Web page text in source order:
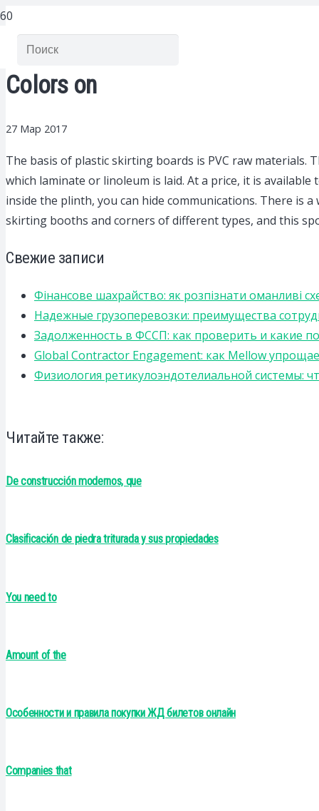
Colors on
27 Мар 2017
The basis of plastic skirting boards is PVC raw materials.
which laminate or linoleum is laid. At a price, it is
inside the plinth, you can hide communications. There is
skirting booths and corners of different types, and this
Свежие записи
Фінансове шахрайство: як розпізнати оманливі
Надежные грузоперевозки: преимущества
Задолженность в ФССП: как проверить и какие
Global Contractor Engagement: как Mellow
Физиология ретикулоэндотелиальной системы:
Читайте также:
De construcción modernos, que
Clasificación de piedra triturada y sus propiedades
You need to
Amount of the
Особенности и правила покупки ЖД билетов онлайн
Companies that